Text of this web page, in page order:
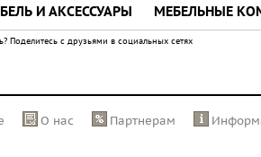
И АКСЕССУАРЫ МЕБЕЛЬНЫЕ
Поделитесь с друзьями в социальных сетях
О нас Партнерам